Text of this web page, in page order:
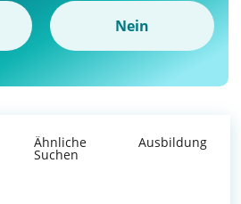
Nein
Ähnliche
Suchen
Ausbildung